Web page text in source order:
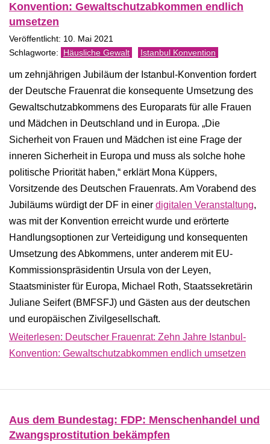
Konvention: Gewaltschutzabkommen endlich
umsetzen
Veröffentlicht: 10. Mai 2021
Häusliche Gewalt Istanbul Konvention
um zehnjährigen Jubiläum der Istanbul-Konvention fordert
der Deutsche Frauenrat die konsequente Umsetzung des
Gewaltschutzabkommens des Europarats für alle Frauen
und Mädchen in Deutschland und in Europa. „Die
Sicherheit von Frauen und Mädchen ist eine Frage der
inneren Sicherheit in Europa und muss als solche hohe
politische Priorität haben,“ erklärt Mona Küppers,
Vorsitzende des Deutschen Frauenrats. Am Vorabend des
Jubiläums würdigt der DF in einer digitalen Veranstaltung,
was mit der Konvention erreicht wurde und erörterte
Handlungsoptionen zur Verteidigung und konsequenten
Umsetzung des Abkommens, unter anderem mit EU-
Kommissionspräsidentin Ursula von der Leyen,
Staatsminister für Europa, Michael Roth, Staatssekretärin
Juliane Seifert (BMFSFJ) und Gästen aus der deutschen
und europäischen Zivilgesellschaft.
Weiterlesen: Deutscher Frauenrat: Zehn Jahre Istanbul-
Konvention: Gewaltschutzabkommen endlich umsetzen
Aus dem Bundestag: FDP: Menschenhandel und
Zwangsprostitution bekämpfen